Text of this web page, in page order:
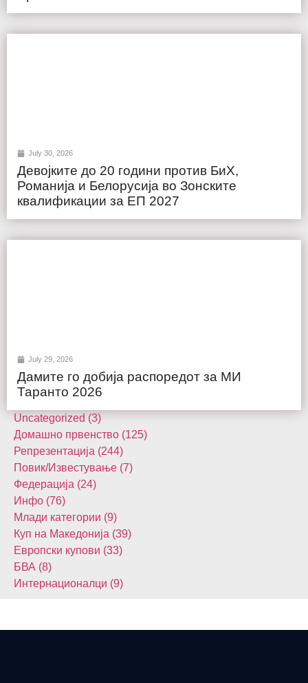
July 30, 2026
Девојките до 20 години против БиХ,
Романија и Белорусија во Зонските
квалификации за ЕП 2027
July 29, 2026
Дамите го добија распоредот за МИ
Таранто 2026
Uncategorized (3)
Домашнo првенство (125)
Репрезентација (244)
Повик/Известување (7)
Федерација (24)
Инфо (76)
Млади категории (9)
Куп на Македонија (39)
Европски купови (33)
БВА (8)
Интернационалци (9)